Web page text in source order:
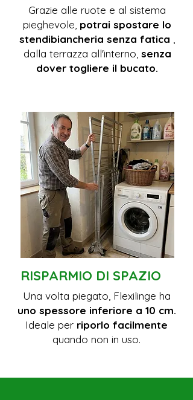
Grazie alle ruote e al sistema
pieghevole, potrai spostare lo
stendibiancheria senza fatica ,
dalla terrazza all'interno, senza
dover togliere il bucato.
RISPARMIO DI SPAZIO
Una volta piegato, Flexilinge ha
uno spessore inferiore a 10 cm.
Ideale per riporlo facilmente
quando non in uso.